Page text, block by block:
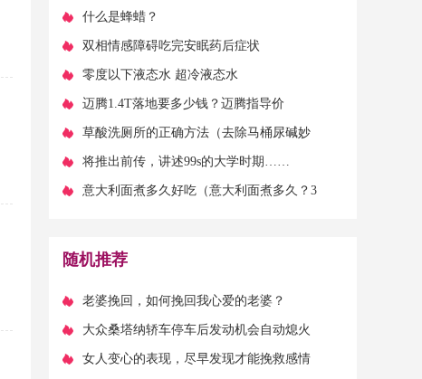
​什么是蜂蜡？
​双相情感障碍吃完安眠药后症状
​零度以下液态水 超冷液态水
​迈腾1.4T落地要多少钱？迈腾指导价
​草酸洗厕所的正确方法（去除马桶尿碱妙
招有哪些？试试这几种方法）
​将推出前传，讲述99s的大学时期……
​意大利面煮多久好吃（意大利面煮多久？3
随机推荐
​老婆挽回，如何挽回我心爱的老婆？
​大众桑塔纳轿车停车后发动机会自动熄火
的故障维修案例
​女人变心的表现，尽早发现才能挽救感情